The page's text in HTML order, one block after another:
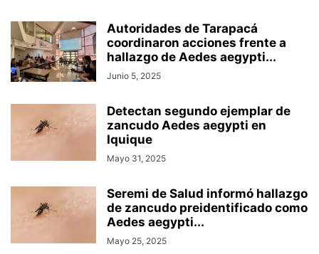
Autoridades de Tarapacá
coordinaron acciones frente a
hallazgo de Aedes aegypti...
Junio 5, 2025
Detectan segundo ejemplar de
zancudo Aedes aegypti en
Iquique
Mayo 31, 2025
Seremi de Salud informó hallazgo
de zancudo preidentificado como
Aedes aegypti...
Mayo 25, 2025